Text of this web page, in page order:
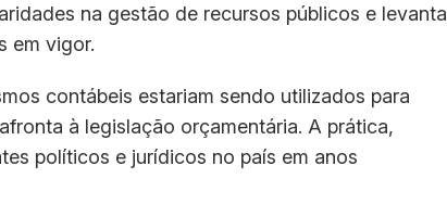
na gestão de recursos públicos e levanta
em vigor.
contábeis estariam sendo utilizados para
à legislação orçamentária. A prática,
políticos e jurídicos no país em anos